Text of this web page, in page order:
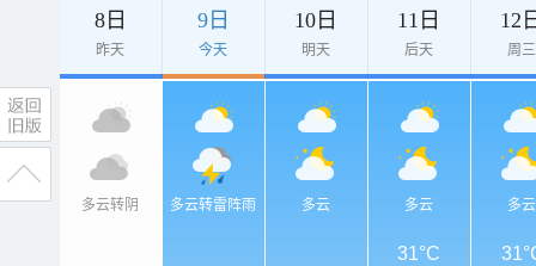
8日
昨天
9日
今天
10日
明天
11日
后天
12
周三
多云转阴 多云转雷阵雨 多云 多云 多云
31°C